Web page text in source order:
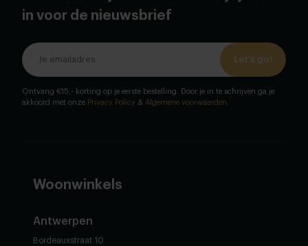
in voor de nieuwsbrief
Let's go!
Ontvang €15,- korting op je eerste bestelling. Door je in te schrijven ga je
akkoord met onze Privacy Policy & Algemene voorwaarden.
Woonwinkels
Antwerpen
Bordeauxstraat 10